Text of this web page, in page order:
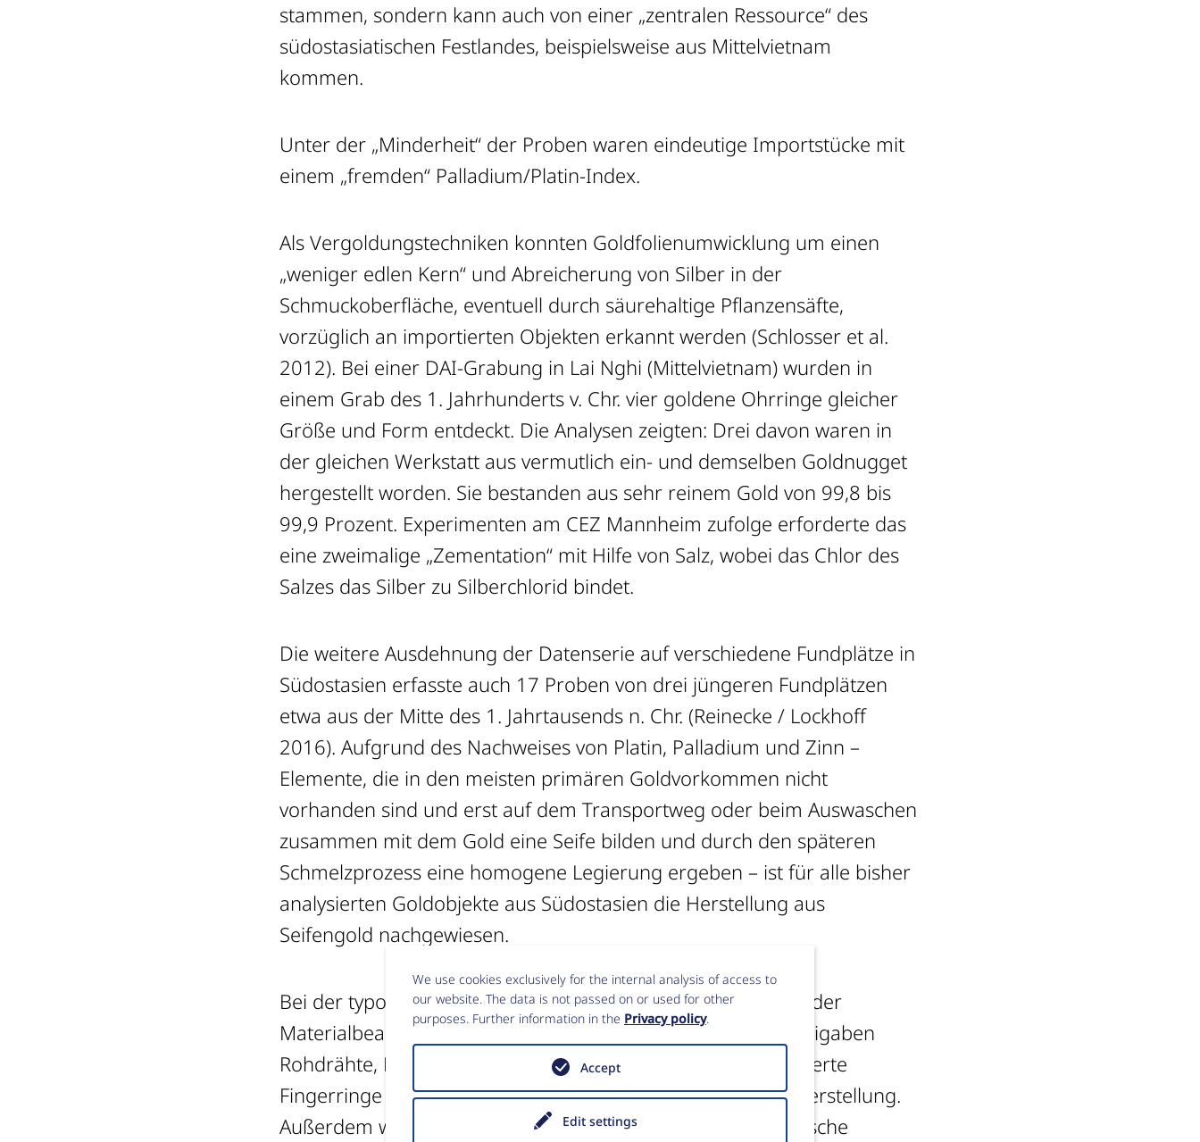
stammen, sondern kann auch von einer „zentralen Ressource“ des
südostasiatischen Festlandes, beispielsweise aus Mittelvietnam
kommen.
Unter der „Minderheit“ der Proben waren eindeutige Importstücke mit
einem „fremden“ Palladium/Platin-Index.
Als Vergoldungstechniken konnten Goldfolienumwicklung um einen
„weniger edlen Kern“ und Abreicherung von Silber in der
Schmuckoberfläche, eventuell durch säurehaltige Pflanzensäfte,
vorzüglich an importierten Objekten erkannt werden (Schlosser et al.
2012). Bei einer DAI-Grabung in Lai Nghi (Mittelvietnam) wurden in
einem Grab des 1. Jahrhunderts v. Chr. vier goldene Ohrringe gleicher
Größe und Form entdeckt. Die Analysen zeigten: Drei davon waren in
der gleichen Werkstatt aus vermutlich ein- und demselben Goldnugget
hergestellt worden. Sie bestanden aus sehr reinem Gold von 99,8 bis
99,9 Prozent. Experimenten am CEZ Mannheim zufolge erforderte das
eine zweimalige „Zementation“ mit Hilfe von Salz, wobei das Chlor des
Salzes das Silber zu Silberchlorid bindet.
Die weitere Ausdehnung der Datenserie auf verschiedene Fundplätze in
Südostasien erfasste auch 17 Proben von drei jüngeren Fundplätzen
etwa aus der Mitte des 1. Jahrtausends n. Chr. (Reinecke / Lockhoff
2016). Aufgrund des Nachweises von Platin, Palladium und Zinn –
Elemente, die in den meisten primären Goldvorkommen nicht
vorhanden sind und erst auf dem Transportweg oder beim Auswaschen
zusammen mit dem Gold eine Seife bilden und durch den späteren
Schmelzprozess eine homogene Legierung ergeben – ist für alle bisher
analysierten Goldobjekte aus Südostasien die Herstellung aus
Seifengold nachgewiesen.
Bei der typologischen Klassifizierung der Funde im Rahmen der
Materialbearbeitung von Prohear wurden unter den Grabbeigaben
Rohdrähte, Barrenstücke und Halbfertigprodukte wie unpolierte
Fingerringe festgestellt – alles Indizien für eine lokale Goldherstellung.
Außerdem wurde eine Einteilung aller Objekte in technologische
We use cookies exclusively for the internal analysis of access to
our website. The data is not passed on or used for other
purposes. Further information in the Privacy policy.
Edit settings
Accept